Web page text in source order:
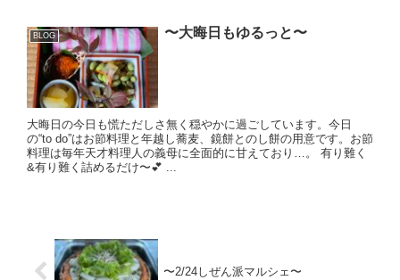
BLOG 〜大晦日もゆるっと〜
大晦日の今日も慌ただしさ無く穏やかに過ごしています。今日
の“to do”はお節料理と年越し蕎麦、鏡餅とのし餅の用意です。お節
料理は毎年天才料理人の義母に全面的に甘えており…。 有り難く
&有り難く詰めるだけ〜💕 ...
〜2/24しぜん派マルシェ〜